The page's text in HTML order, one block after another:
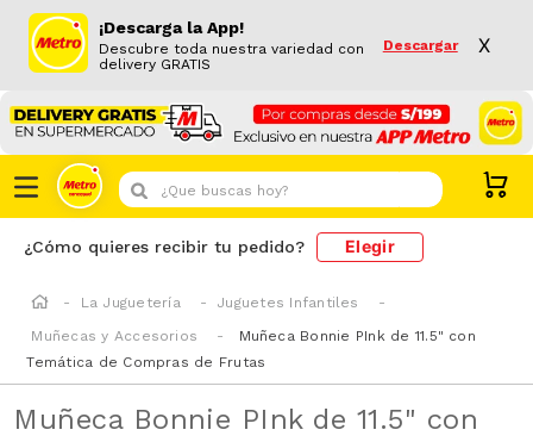
¡Descarga la App!
Descubre toda nuestra variedad con
delivery GRATIS
Descargar X
¿Que buscas hoy?
¿Cómo quieres recibir tu pedido? Elegir
La Juguetería
Juguetes Infantiles
Muñecas y Accesorios
Muñeca Bonnie PInk de 11.5" con
Temática de Compras de Frutas
Muñeca Bonnie PInk de 11.5" con